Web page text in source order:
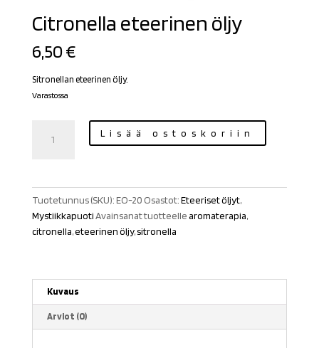
Citronella eteerinen öljy
6,50€
Sitronellan eteerinen öljy.
Varastossa
eteerinen
Lisää ostoskoriin
Tuotetunnus (SKU):EO-20 Osastot:Eteeriset öljyt,
MystiikkapuotiAvainsanat tuotteellearomaterapia,
citronella,eteerinen öljy,sitronella
Kuvaus
Arviot (0)